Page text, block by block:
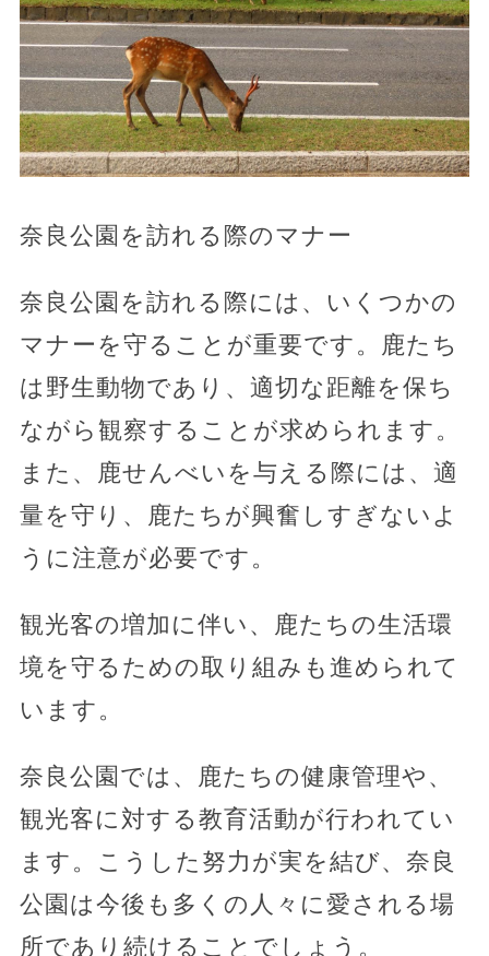
奈良公園を訪れる際のマナー
奈良公園を訪れる際には、いくつかの
マナーを守ることが重要です。鹿たち
は野生動物であり、適切な距離を保ち
ながら観察することが求められます。
また、鹿せんべいを与える際には、適
量を守り、鹿たちが興奮しすぎないよ
うに注意が必要です。
観光客の増加に伴い、鹿たちの生活環
境を守るための取り組みも進められて
います。
奈良公園では、鹿たちの健康管理や、
観光客に対する教育活動が行われてい
ます。こうした努力が実を結び、奈良
公園は今後も多くの人々に愛される場
所であり続けることでしょう。